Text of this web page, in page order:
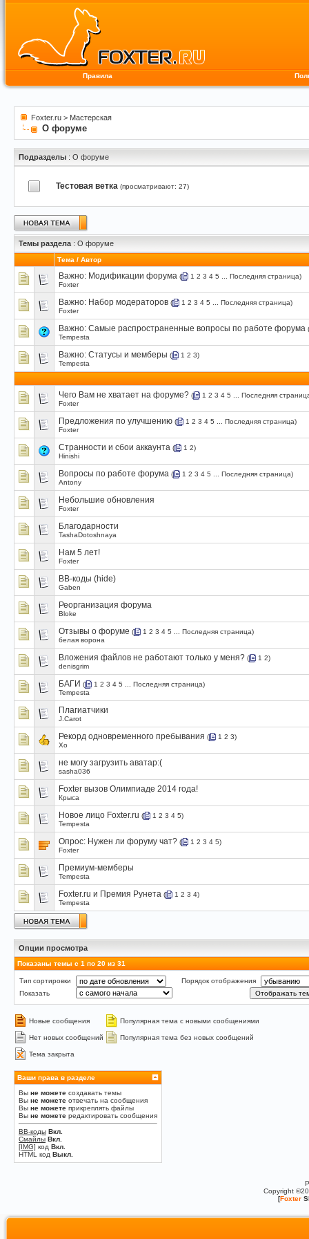
Правила
Foxter.ru > Мастерская
О форуме
Подразделы : О форуме
Тестовая ветка (просматривают: 27)
Темы раздела : О форуме
Тема / Автор
Важно: Модификации форума ( 1 2 3 4 5 Последняя страница)
Foxter
Важно: Набор модераторов ( 1 2 3 4 5 Последняя страница)
Foxter
Важно: Самые распространенные вопросы по работе форума (
Tempesta
Важно: Статусы и мемберы ( 1 2 3)
Tempesta
Чего Вам не хватает на форуме? ( 1 2 3 4 5
Последняя
Foxter
Предложения по улучшению ( 1 2 3 4 5 Последняя страница)
Foxter
Странности и сбои аккаунта ( 1 2)
Hinishi
Вопросы по работе форума ( 1 2 3 4 5 Последняя страница)
Antony
Небольшие обновления
Foxter
Благодарности
TashaDotoshnaya
Нам 5 лет!
Foxter
BB-коды (hide)
Gaben
Реорганизация форума
Bloke
Отзывы о форуме ( 1 2 3 4 5 Последняя страница)
белая ворона
Вложения файлов не работают только у меня? ( 1 2)
denisgrim
БАГИ ( 1 2 3 4 5 Последняя страница)
Tempesta
Плагиатчики
J.Carot
Рекорд одновременного пребывания ( 1 2 3)
Xo
не могу загрузить аватар:(
sasha036
Foxter вызов Олимпиаде 2014 года!
Крыса
Новое лицо Foxter.ru ( 1 2 3 4 5)
Tempesta
Опрос: Нужен ли форуму чат? ( 1 2 3 4 5)
Foxter
Премиум-мемберы
Tempesta
Foxter.ru и Премия Рунета ( 1 2 3 4)
Tempesta
Опции просмотра
Показаны темы с 1 по 20 из 31
Тип сортировки
Порядок отображения
Показать
Новые сообщения Популярная тема с новыми сообщениями
Нет новых сообщений Популярная тема без новых сообщений
Тема закрыта
Ваши права в разделе
Вы не можете создавать темы
Вы не можете отвечать на сообщения
Вы не можете прикреплять файлы
Вы не можете редактировать сообщения
BB-коды Вкл.
Смайлы Вкл.
[IMG] код Вкл.
HTML код Выкл.
Copyright
[Foxter